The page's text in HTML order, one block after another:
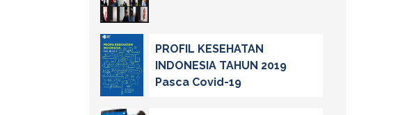
PROFIL KESEHATAN
INDONESIA TAHUN 2019
Pasca Covid-19